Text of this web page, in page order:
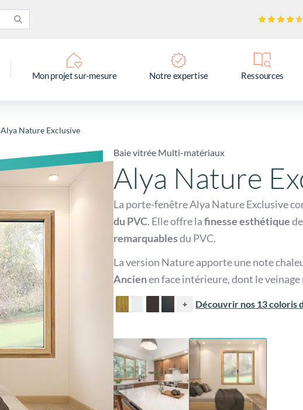
Mon projet sur-mesure Notre expertise Ressources
Alya Nature Exclusive
Baie vitrée Multi-matériaux
Alya Nature
La porte-fenêtre Alya Nature Exclusive
du PVC. Elle offre lafinesse esthétique
remarquablesdu PVC.
La version Nature apporte une note
Ancienen face intérieure, dont le
+ Découvrir nos 13 coloris